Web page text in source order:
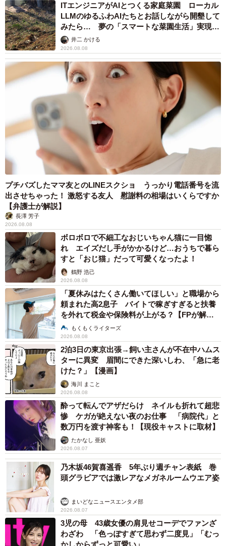
ITエンジニアがAIとつくる家庭菜園 ローカル
LLMのゆるふわAIたちとお話しながら開墾して
みたら… 夢の「スマートな菜園生活」実現な
るか井二 かける
2026.08.08
プチバズしたママ友とのLINEスクショ うっかり電話番号を流
出させちゃった！ 激怒する友人 慰謝料の相場はいくらですか
【弁護士が解説】
長澤 芳子
2026.08.08
ボロボロで不細工なおじいちゃん猫に一目惚
れ エイズだし手がかかるけど…おうちで暮ら
すと「おじ猫」だって可愛くなったよ！
鶴野 浩己
2026.08.08
「夏休みはたくさん働いてほしい」と職場から
頼まれた高2息子 バイトで稼ぎすぎると扶養
を外れて税金や保険料が上がる？【FPが解
説】もくもくライターズ
2026.08.08
2泊3日の東京出張→飼い主さんが不在中ハムス
ターに異変 眉間にできた深いしわ、「急に老
けた？」【漫画】
海川 まこと
2026.08.08
酔って転んでアザだらけ ネイルも折れて超悲
惨 ケガが絶えない夜のお仕事 「病院代」と
数万円を渡す神客も！【現役キャストに取材】
たかなし 亜妖
2026.08.07
乃木坂46賀喜遥香 5年ぶり週チャン表紙 巻
頭グラビアでは激レアなメガネルームウエア姿
まいどなニュースエンタメ部
2026.08.07
3児の母 43歳女優の肩見せコーデでファンざ
わざわ 「色っぽすぎて思わず二度見」「むっ
かしからずっと可愛い」